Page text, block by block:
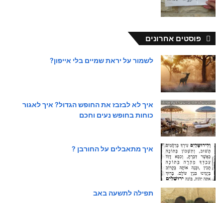
פוסטים אחרונים
לשמור על יראת שמיים בלי אייפון?
איך לא לבזבז את החופש הגדול? איך לאגור
כוחות בחופש נעים וחכם
איך מתאבלים על החורבן ?
תפילה לתשעה באב